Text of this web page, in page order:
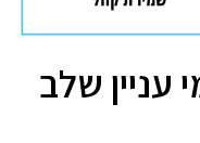
עניין שלב